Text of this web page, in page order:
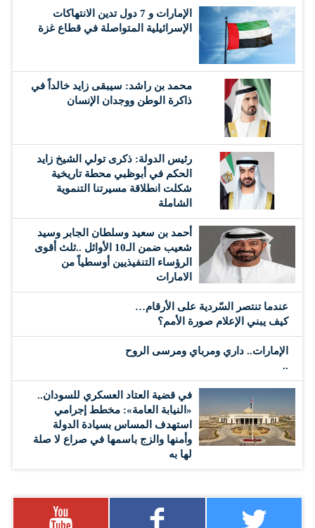
الإمارات و 7 دول تدين الانتهاكات
الإسرائيلية المتواصلة في قطاع غزة
محمد بن راشد: سيبقى زايد خالداً في
ذاكرة الوطن ووجدان الإنسان
رئيس الدولة: ذكرى تولي الشيخ زايد
الحكم في أبوظبي محطة تاريخية
شكلت انطلاقة مسيرتنا التنموية
الشاملة
أحمد بن سعيد وسلطان الجابر وسيد
شعيب ضمن الـ10 الأوائل ..ثلث أقوى
الرؤساء التنفيذيين أوسطياً من
الامارات
عندما تنتصر السّردية على الأرقام…
كيف يبني الإعلام صورة الأمم؟
الإمارات.. داري ومرباي ومرسى الروح
..
في قضية العتاد العسكري للسودان..
«النيابة العامة»: مخطط إجرامي
استهدف المساس بسيادة الدولة
وأمنها والزج باسمها في صراع لا صلة
لها به